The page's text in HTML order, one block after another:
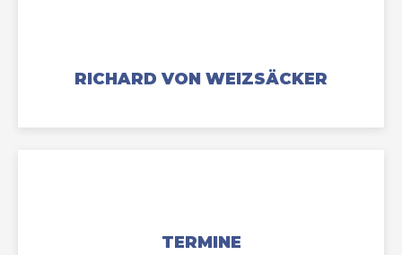
RICHARD VON WEIZSÄCKER
TERMINE